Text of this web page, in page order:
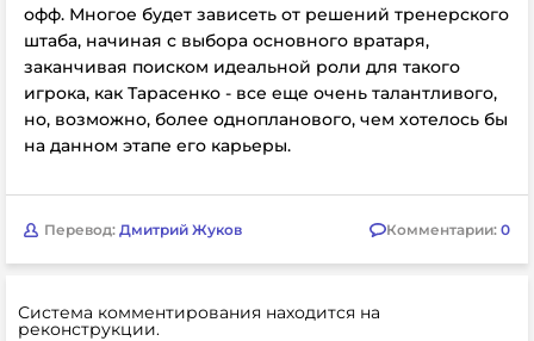
офф. Многое будет зависеть от решений тренерского
штаба, начиная с выбора основного вратаря,
заканчивая поиском идеальной роли для такого
игрока, как Тарасенко - все еще очень талантливого,
но, возможно, более однопланового, чем хотелось бы
на данном этапе его карьеры.
Перевод: Дмитрий Жуков Комментарии: 0
Система комментирования находится на
реконструкции.